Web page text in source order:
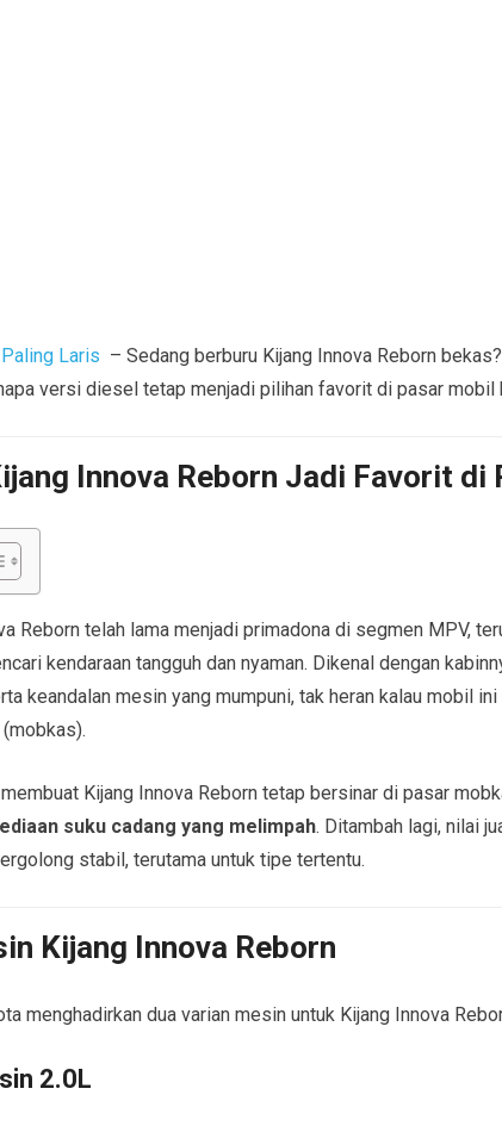
Laris – Sedang berburu Kijang Innova Reborn
versi diesel tetap menjadi pilihan favorit di pasar mobil
Innova Reborn Jadi Favorit di
Reborn telah lama menjadi primadona di segmen MPV,
kendaraan tangguh dan nyaman. Dikenal dengan
keandalan mesin yang mumpuni, tak heran kalau mobil
Kijang Innova Reborn tetap bersinar di pasar
suku cadang yang melimpah. Ditambah lagi, nilai
stabil, terutama untuk tipe tertentu.
Kijang Innova Reborn
menghadirkan dua varian mesin untuk Kijang Innova
2.0L